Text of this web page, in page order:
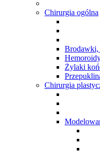
Chirurgia ogólna
Brodawki,
Żylaki
Chirurgia